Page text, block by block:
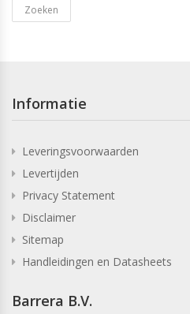
Zoeken
Informatie
Leveringsvoorwaarden
Levertijden
Privacy Statement
Disclaimer
Sitemap
Handleidingen en Datasheets
Barrera B.V.